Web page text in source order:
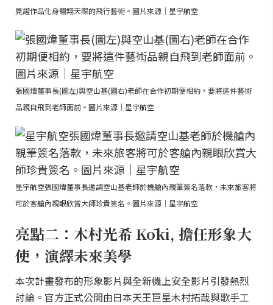
見證作品化身翱翔天際的飛行藝術。圖片來源｜星宇航空
張國煒董事長(圖左)與空山基(圖右)老師在合作初期便相約，要將這件藝術
品親自飛到老師面前。圖片來源｜星宇航空
星宇航空張國煒董事長邀請空山基老師於機艙內親筆簽名落款，未來旅客將
可於客艙內親眼欣賞大師珍貴簽名。圖片來源｜星宇航空
亮點二：木村光希 Kōki, 擔任形象大
使，演繹未來美學
本次計畫發布的形象影片與全新機上安全影片引發熱烈
討論。官方正式公開由日本天王巨星木村拓哉與歌手工